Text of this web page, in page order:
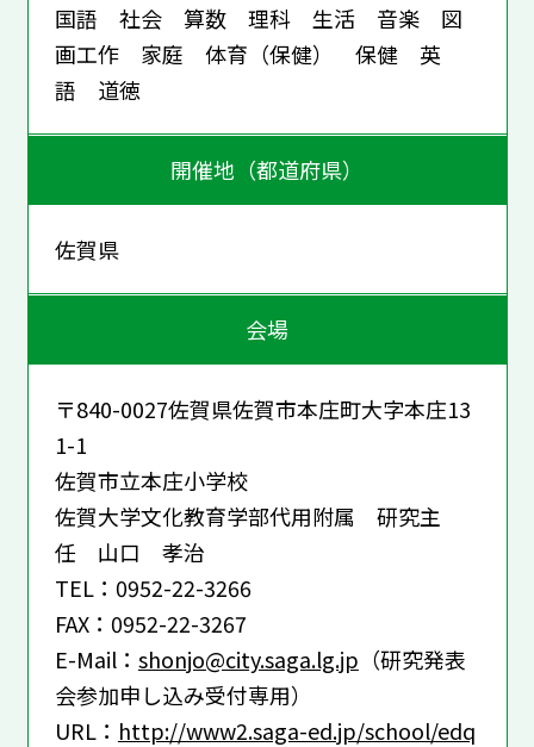
国語 社会 算数 理科 生活 音楽 図
画工作 家庭 体育（保健） 保健 英
語 道徳
開催地（都道府県）
佐賀県
会場
〒840-0027佐賀県佐賀市本庄町大字本庄13
1-1
佐賀市立本庄小学校
佐賀大学文化教育学部代用附属 研究主
任 山口 孝治
TEL：0952-22-3266
FAX：0952-22-3267
E-Mail： shonjo@city.saga.lg.jp （研究発表
会参加申し込み受付専用）
URL： http://www2.saga-ed.jp/school/edq